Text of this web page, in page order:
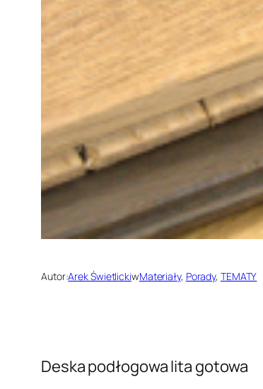
Autor:Arek ŚwietlickiwMateriały, Porady, TEMATY
Deska podłogowa lita gotowa